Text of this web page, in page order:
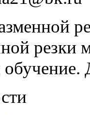
резки